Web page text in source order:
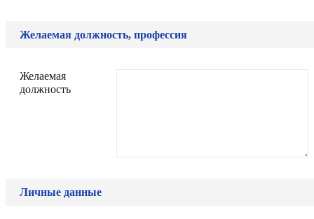
Желаемая должность, профессия
Желаемая
должность
Личные данные